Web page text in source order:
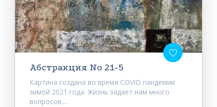
Абстракция No 21-5
Картина создана во время COVID пандемии
зимой 2021 года. Жизнь задает нам много
вопросов....